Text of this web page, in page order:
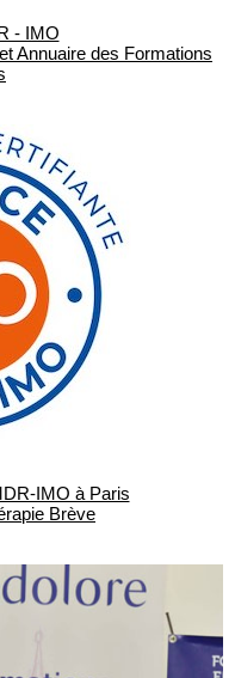
- IMO
Annuaire des Formations
IMO à Paris
Brève